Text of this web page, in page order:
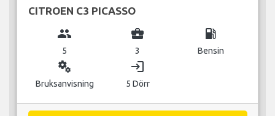
CITROEN C3 PICASSO
group
5
business_center
3
local_gas_station
Bensin
miscellaneous_services
Bruksanvisning
login
5 Dörr